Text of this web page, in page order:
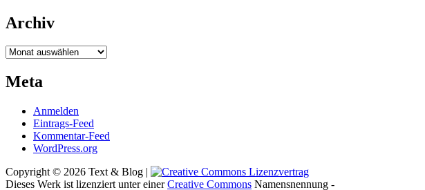
Archiv
Archiv
Meta
Anmelden
Eintrags-Feed
Kommentar-Feed
WordPress.org
Copyright © 2026 Text & Blog |
Dieses Werk ist lizenziert unter einerCreative Commons Namensnennung -